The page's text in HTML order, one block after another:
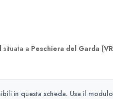
situata a Peschiera del Garda
in questa scheda. Usa il